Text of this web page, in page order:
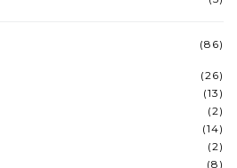
(86)
(26)
(13)
(2)
(14)
(2)
(8)